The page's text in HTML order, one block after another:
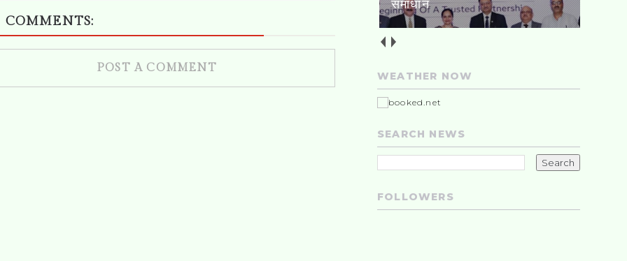
COMMENTS:
POST A COMMENT
सीएमओ
WEATHER NOW
SEARCH NEWS
FOLLOWERS